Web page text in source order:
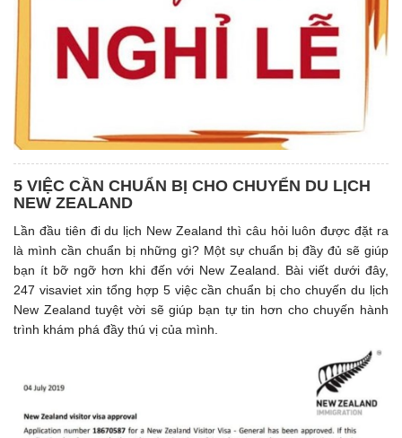
5 VIỆC CẦN CHUẨN BỊ CHO CHUYỂN DU LỊCH
NEW ZEALAND
Lần đầu tiên đi du lịch New Zealand thì câu hỏi luôn được đặt ra
là mình cần chuẩn bị những gì? Một sự chuẩn bị đầy đủ sẽ giúp
bạn ít bỡ ngỡ hơn khi đến với New Zealand. Bài viết dưới đây,
247 visaviet xin tổng hợp 5 việc cần chuẩn bị cho chuyến du lịch
New Zealand tuyệt vời sẽ giúp bạn tự tin hơn cho chuyến hành
trình khám phá đầy thú vị của mình.